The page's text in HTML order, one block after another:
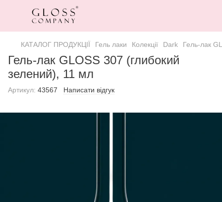
КАТАЛОГ ПРОДУКЦІЇ Гель лаки Колекції Dark Гель-лак
Гель-лак GLOSS 307 (глибокий
зелений), 11 мл
Артикул: 43567 Написати відгук